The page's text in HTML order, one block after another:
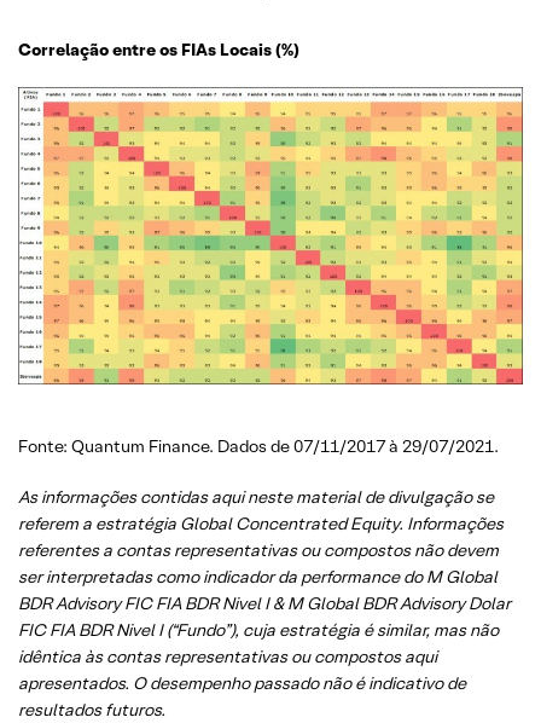
Correlação entre os FIAs Locais (%)
Fonte: Quantum Finance. Dados de 07/11/2017 à 29/07/2021.
As informações contidas aqui neste material de divulgação se
referem a estratégia Global Concentrated Equity. Informações
referentes a contas representativas ou compostos não devem
ser interpretadas como indicador da performance do M Global
BDR Advisory FIC FIA BDR Nivel I & M Global BDR Advisory Dolar
FIC FIA BDR Nivel I (“Fundo”), cuja estratégia é similar, mas não
idêntica às contas representativas ou compostos aqui
apresentados. O desempenho passado não é indicativo de
resultados futuros.